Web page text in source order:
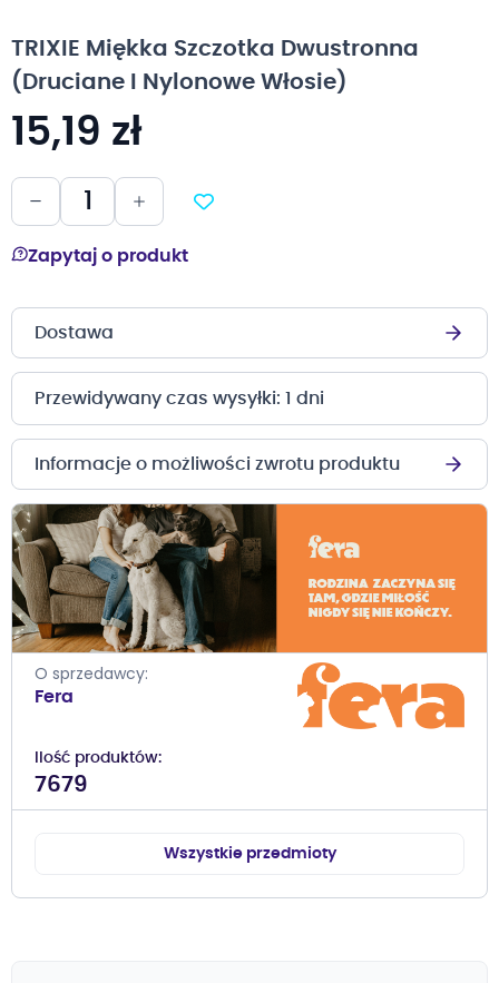
galerii
TRIXIE Miękka Szczotka Dwustronna
(Druciane I Nylonowe Włosie)
15,19 zł
Zapytaj o produkt
Dostawa
Przewidywany czas wysyłki: 1 dni
Informacje o możliwości zwrotu produktu
O sprzedawcy
Fera
Ilość produktów
7679
Wszystkie przedmioty